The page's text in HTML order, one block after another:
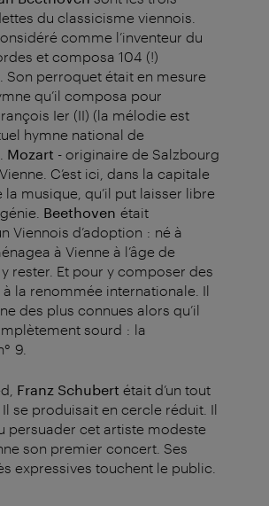
du classicisme viennois.
comme l’inventeur du
et composa 104 (!)
Son perroquet était en mesure
qu’il composa pour
Ier (II) (la mélodie est
hymne national de
Mozart - originaire de Salzbourg
C’est ici, dans la capitale
musique, qu’il put laisser libre
Beethoven était
Viennois d’adoption : né à
à Vienne à l’âge de
rester. Et pour y composer des
la renommée internationale. Il
des plus connues alors qu’il
sourd : la
9.
Franz Schubert était d’un tout
se produisait en cercle réduit. Il
persuader cet artiste modeste
son premier concert. Ses
expressives touchent le public.